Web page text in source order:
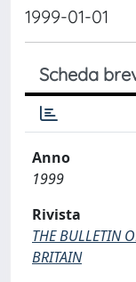
1999-01-01
Scheda
Anno
1999
Rivista
THE BULLETIN
BRITAIN